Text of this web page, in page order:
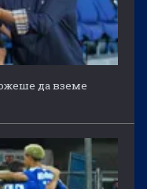
да вземе